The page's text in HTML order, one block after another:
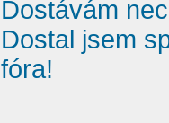
Dostávám
Dostal jsem
fóra!